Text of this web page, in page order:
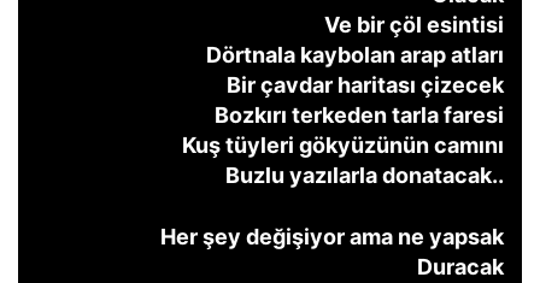
Ve bir çöl esintisi
Dörtnala kaybolan arap atları
Bir çavdar haritası çizecek
Bozkırı terkeden tarla faresi
Kuş tüyleri gökyüzünün camını
Buzlu yazılarla donatacak..
Her şey değişiyor ama ne yapsak
Duracak